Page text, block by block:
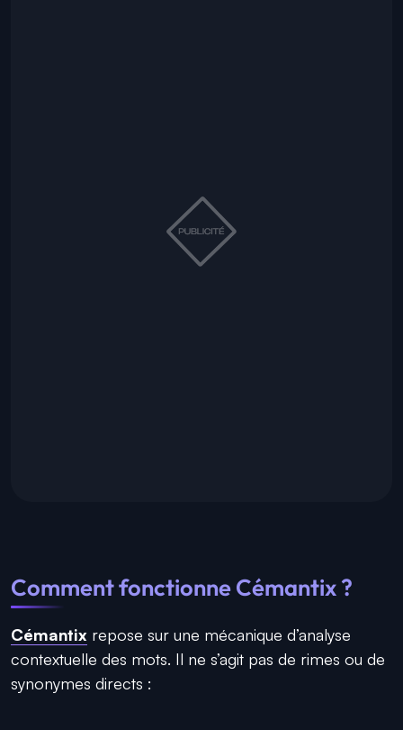
Comment fonctionne Cémantix ?
Cémantix repose sur une mécanique d’analyse
contextuelle des mots. Il ne s’agit pas de rimes ou de
synonymes directs :